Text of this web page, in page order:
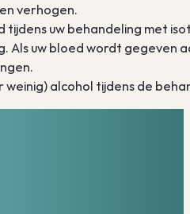
verhogen.
tijdens uw behandeling met
Als uw bloed wordt gegeven
weinig) alcohol tijdens de